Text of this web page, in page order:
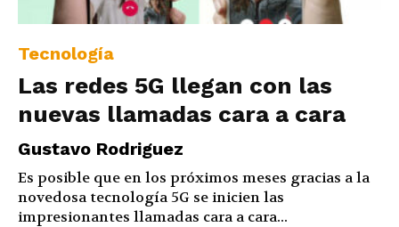
Tecnología
Las redes 5G llegan con las
nuevas llamadas cara a cara
Gustavo Rodriguez
Es posible que en los próximos meses gracias a la
novedosa tecnología 5G se inicien las
impresionantes llamadas cara a cara...